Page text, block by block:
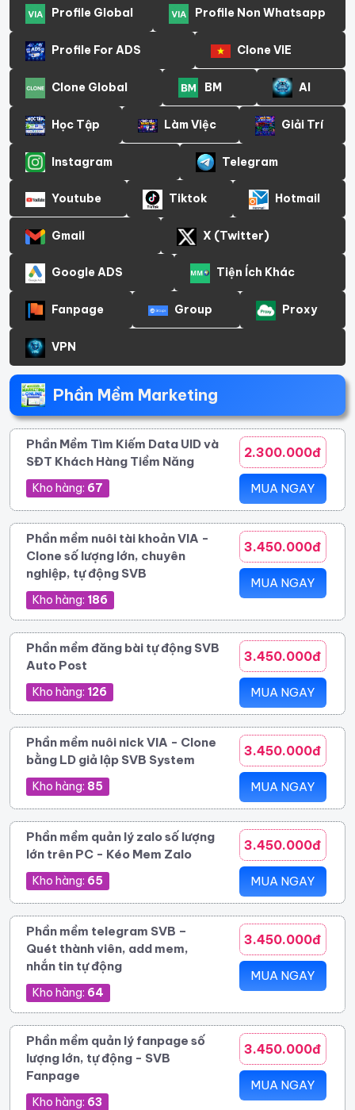
Profile Global Profile Non Whatsapp
Profile For ADS Clone VIE
Clone Global BM AI
Học Tập Làm Việc Giải Trí
Instagram Telegram
Youtube Tiktok Hotmail
Gmail X (Twitter)
Google ADS Tiện Ích Khác
Fanpage Group Proxy
VPN
Phần Mềm Marketing
Phần Mềm Tìm Kiếm Data UID và
SĐT Khách Hàng Tiềm Năng
Kho hàng: 67
2.300.000đ
MUA NGAY
Phần mềm nuôi tài khoản VIA -
Clone số lượng lớn, chuyên
nghiệp, tự động SVB
Kho hàng: 186
3.450.000đ
MUA NGAY
Phần mềm đăng bài tự động SVB
Auto Post
Kho hàng: 126
3.450.000đ
MUA NGAY
Phần mềm nuôi nick VIA - Clone
bằng LD giả lập SVB System
Kho hàng: 85
3.450.000đ
MUA NGAY
Phần mềm quản lý zalo số lượng
lớn trên PC - Kéo Mem Zalo
Kho hàng: 65
3.450.000đ
MUA NGAY
Phần mềm telegram SVB –
Quét thành viên, add mem,
nhắn tin tự động
Kho hàng: 64
3.450.000đ
MUA NGAY
Phần mềm quản lý fanpage số
lượng lớn, tự động - SVB
Fanpage
Kho hàng: 63
3.450.000đ
MUA NGAY